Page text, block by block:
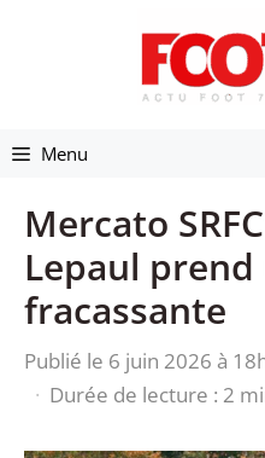
Menu
Mercato
Lepaul
fracassante
Publié le 6 juin 2026 à
· Durée de lecture : 2